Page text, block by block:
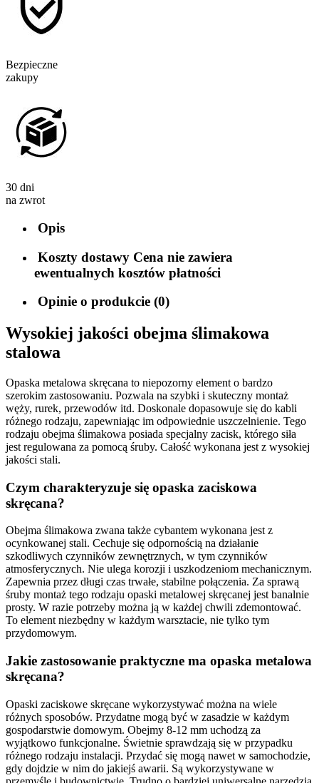
Bezpieczne
zakupy
30 dni
na zwrot
Opis
Koszty dostawy Cena nie zawiera
ewentualnych kosztów płatności
Opinie o produkcie (0)
Wysokiej jakości obejma ślimakowa
stalowa
Opaska metalowa skręcana to niepozorny element o bardzo
szerokim zastosowaniu. Pozwala na szybki i skuteczny montaż
węży, rurek, przewodów itd. Doskonale dopasowuje się do kabli
różnego rodzaju, zapewniając im odpowiednie uszczelnienie. Tego
rodzaju obejma ślimakowa posiada specjalny zacisk, którego siła
jest regulowana za pomocą śruby. Całość wykonana jest z wysokiej
jakości stali.
Czym charakteryzuje się opaska zaciskowa
skręcana?
Obejma ślimakowa zwana także cybantem wykonana jest z
ocynkowanej stali. Cechuje się odpornością na działanie
szkodliwych czynników zewnętrznych, w tym czynników
atmosferycznych. Nie ulega korozji i uszkodzeniom mechanicznym.
Zapewnia przez długi czas trwałe, stabilne połączenia. Za sprawą
śruby montaż tego rodzaju opaski metalowej skręcanej jest banalnie
prosty. W razie potrzeby można ją w każdej chwili zdemontować.
To element niezbędny w każdym warsztacie, nie tylko tym
przydomowym.
Jakie zastosowanie praktyczne ma opaska metalowa
skręcana?
Opaski zaciskowe skręcane wykorzystywać można na wiele
różnych sposobów. Przydatne mogą być w zasadzie w każdym
gospodarstwie domowym. Obejmy 8-12 mm uchodzą za
wyjątkowo funkcjonalne. Świetnie sprawdzają się w przypadku
różnego rodzaju instalacji. Przydać się mogą nawet w samochodzie,
gdy dojdzie w nim do jakiejś awarii. Są wykorzystywane w